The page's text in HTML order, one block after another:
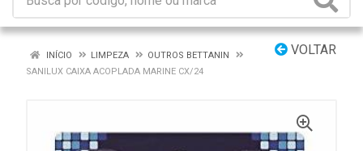
VOLTAR
INÍCIO LIMPEZA
OUTROS BETTANIN
SANILUX CAIXA ACOPLADA MARINE CX/24